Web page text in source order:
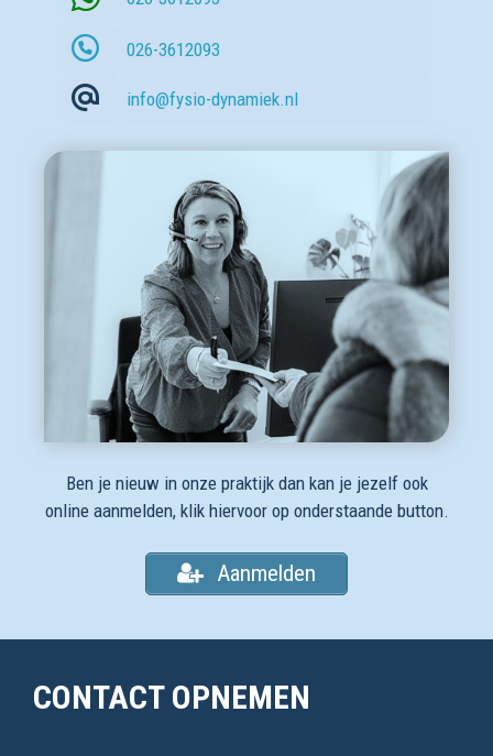
026-3612093
info@fysio-dynamiek.nl
Ben je nieuw in onze praktijk dan kan je jezelf ook
online aanmelden, klik hiervoor op onderstaande button.
Aanmelden
CONTACT OPNEMEN